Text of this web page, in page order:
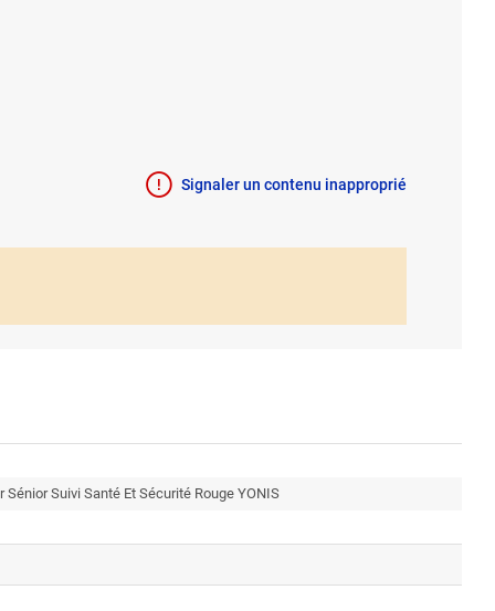
Signaler un contenu inapproprié
Sénior Suivi Santé Et Sécurité Rouge YONIS